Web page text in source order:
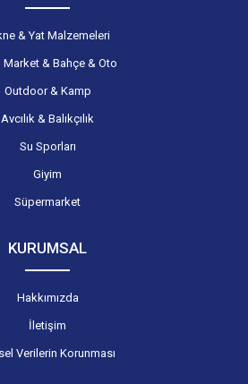
& Yat Malzemeleri
Market & Bahçe & Oto
Outdoor & Kamp
Avcılık & Balıkçılık
Su Sporları
Giyim
Süpermarket
KURUMSAL
Hakkımızda
İletişim
Verilerin Korunması